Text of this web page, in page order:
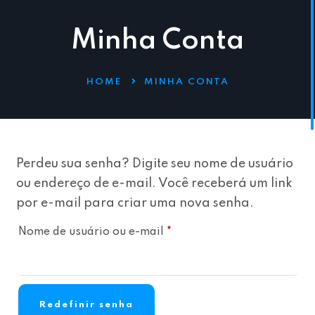
Minha Conta
HOME MINHA CONTA
Perdeu sua senha? Digite seu nome de usuário
ou endereço de e-mail. Você receberá um link
por e-mail para criar uma nova senha.
Nome de usuário ou e-mail *
Redefinir senha